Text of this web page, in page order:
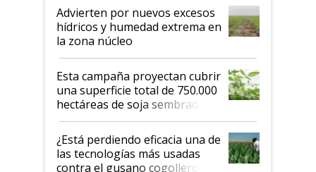
Advierten por nuevos excesos
hídricos y humedad extrema en
la zona núcleo
Esta campaña proyectan cubrir
una superficie total de 750.000
hectáreas de soja sembradas
con una nueva generación de
variedades que marcan un
salto tecnológico en genética y
rendimiento
¿Está perdiendo eficacia una de
las tecnologías más usadas
contra el gusano cogollero? El